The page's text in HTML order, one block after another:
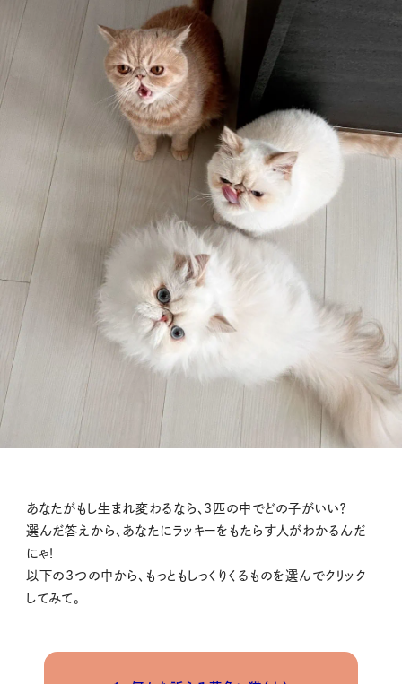
あなたがもし生まれ変わるなら、3匹の中でどの子がいい？
選んだ答えから、あなたにラッキーをもたらす人がわかるんだ
にゃ！
以下の3つの中から、もっともしっくりくるものを選んでクリック
してみて。